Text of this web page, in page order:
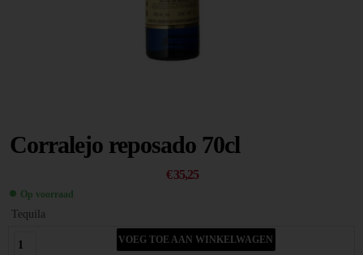
Corralejo reposado 70cl
€35,25
Op voorraad
Tequila
VOEG TOE AAN WINKELWAGEN